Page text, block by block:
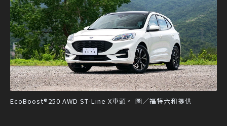
EcoBoost®250 AWD ST-Line X車頭。 圖／福特六和提供